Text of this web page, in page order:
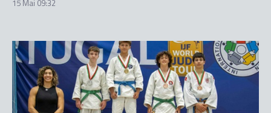
15 Mai 09:32